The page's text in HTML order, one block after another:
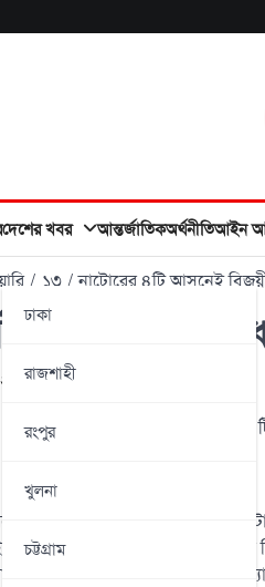
দেশের খবর
ঢাকা
রাজশাহী
রংপুর
খুলনা
চট্টগ্রাম
আন্তর্জাতিকঅর্থনীতিআইন
১৩ নাটোরের ৪টি আসনেই
আসনেই বিজয়ী
২০২৬
নাটোরের
পদচারণায় উৎসবমুখর পরিবেশে
মনোনীত ধানের শীষের
মোট ৮ হাজার ৯শ ৮৮ জন পোস্টাল